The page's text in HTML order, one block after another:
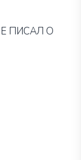
ПИСАЛ О